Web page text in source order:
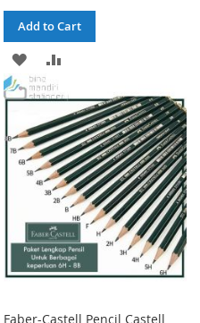
Add to Cart
ADD
TO
WISH
LIST
COMPARE
Faber-Castell Pencil Castell